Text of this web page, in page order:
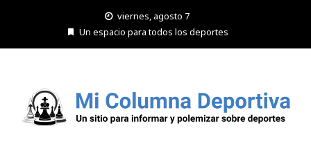
viernes, agosto 7
Un espacio para todos los deportes